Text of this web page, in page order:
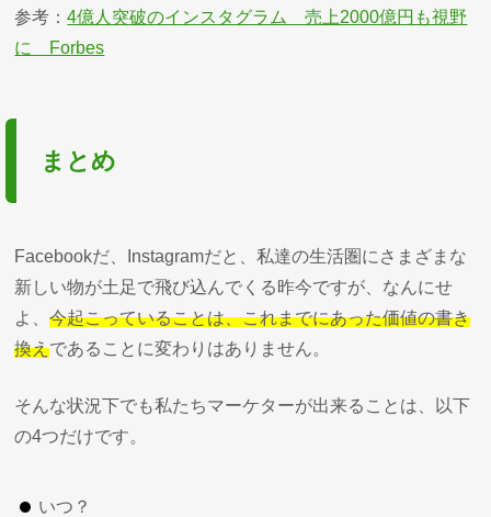
参考：4億人突破のインスタグラム 売上2000億円も視野
に Forbes
まとめ
Facebookだ、Instagramだと、私達の生活圏にさまざまな
新しい物が土足で飛び込んでくる昨今ですが、なんにせ
よ、今起こっていることは、これまでにあった価値の書き
換えであることに変わりはありません。
そんな状況下でも私たちマーケターが出来ることは、以下
の4つだけです。
いつ？